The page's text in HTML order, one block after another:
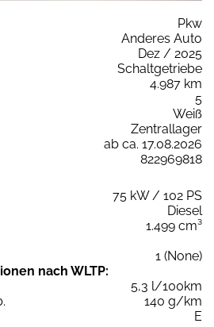
Pkw
Anderes Auto
Dez / 2025
Schaltgetriebe
4.987 km
5
Weiß
Zentrallager
ab ca. 17.08.2026
822969818
75 kW / 102 PS
Diesel
1.499 cm³
1 (None)
nach WLTP:
5,3 l/100km
140 g/km
E